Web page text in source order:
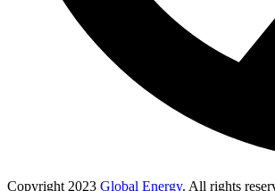
Copyright 2023 Global Energy. All rights